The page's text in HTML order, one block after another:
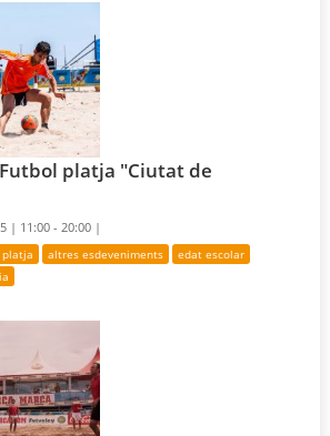
platja "Ciutat de
| 11:00 - 20:00 |
altres esdeveniments
edat escolar